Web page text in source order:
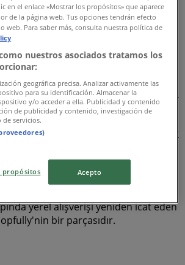
krem
tablo kisisel Bakim
köfte
bilgisayar muz
Ses sistemi
masa lambasi
masa örtüsü
süpürge Süt
temizlik ürünleri
mutfak
nar
yerel alışverişi yeniden icat eden
bir parçasıdır.
en el enlace «Mostrar los propósitos» que aparece
de la página web. Tus opciones tendrán efecto
web. Para saber más, consulta nuestra política de
nuestros asociados tratamos los
geográfica precisa. Analizar activamente las
para su identificación. Almacenar la
y/o acceder a ella. Publicidad y contenido
de publicidad y contenido, investigación de
servicios.
propósitos Acepto